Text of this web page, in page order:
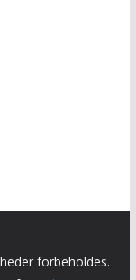
forbeholdes.